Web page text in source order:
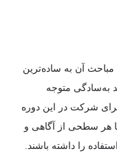
آن به ساده‌ترین
به‌سادگی متوجه
شرکت در این دوره
هر سطحی از آگاهی و
را داشته باشند.